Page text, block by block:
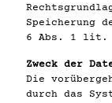
Speicherung
6 Abs. 1 lit. f
Zweck der
Die
durch das